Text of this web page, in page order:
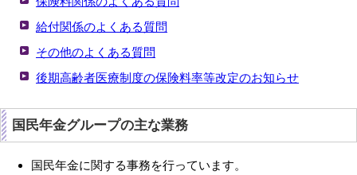
給付関係のよくある質問
その他のよくある質問
後期高齢者医療制度の保険料率等改定のお知らせ
国民年金グループの主な業務
国民年金に関する事務を行っています。